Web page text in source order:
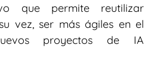
que permite reutilizar
vez, ser más ágiles en el
proyectos de IA